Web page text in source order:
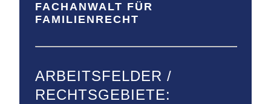
FACHANWALT FÜR
FAMILIENRECHT
ARBEITSFELDER /
RECHTSGEBIETE: